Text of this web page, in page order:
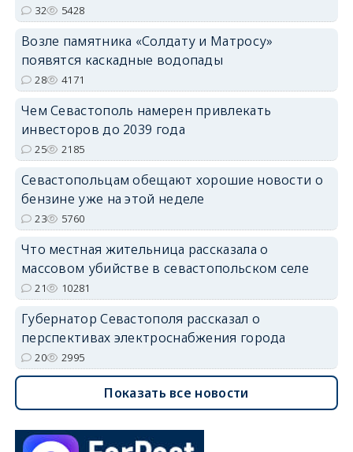
32 5428
Возле памятника «Солдату и Матросу»
появятся каскадные водопады
28 4171
Чем Севастополь намерен привлекать
инвесторов до 2039 года
25 2185
Севастопольцам обещают хорошие новости о
бензине уже на этой неделе
23 5760
Что местная жительница рассказала о
массовом убийстве в севастопольском селе
21 10281
Губернатор Севастополя рассказал о
перспективах электроснабжения города
20 2995
Показать все новости